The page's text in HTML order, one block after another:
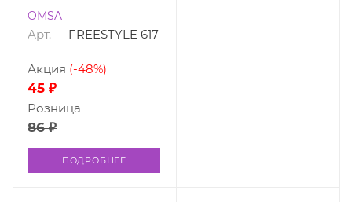
OMSA
Арт. FREESTYLE 617
45 ₽
Акция (-48%)
86 ₽
Розница
ПОДРОБНЕЕ